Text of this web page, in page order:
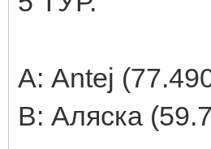
А: Antej
В: Аляска